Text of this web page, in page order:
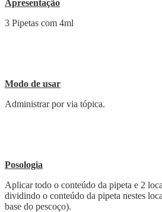
Apresentação
3 Pipetas com 4ml
Modo de usar
Administrar por via tópica.
Posologia
Aplicar todo o conteúdo da pipeta e 2
dividindo o conteúdo da pipeta nestes
base do pescoço).